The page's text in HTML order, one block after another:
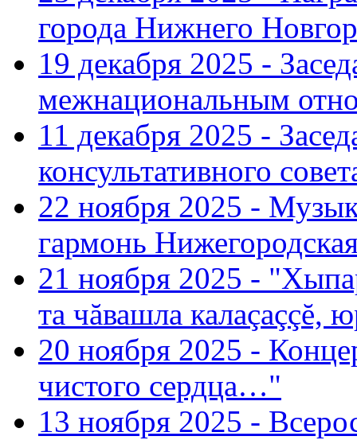
города Нижнего
19 декабря 2025 -
межнациональным
11 декабря 2025 -
консультативного
22 ноября 2025 -
гармонь
21 ноября 2025 -
та чăвашла калаçаççĕ,
20 ноября 2025 -
чистого сердца…"
13 ноября 2025 -